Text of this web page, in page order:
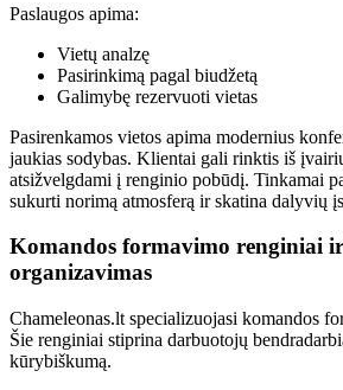
Paslaugos apima:
Vietų analzę
Pasirinkimą pagal biudžetą
Galimybę rezervuoti vietas
Pasirenkamos vietos apima modernius
jaukias sodybas. Klientai gali rinktis iš
atsižvelgdami į renginio pobūdį. Tinkamai
sukurti norimą atmosferą ir skatina dalyvių
Komandos formavimo renginiai
organizavimas
Chameleonas.lt specializuojasi komandos
Šie renginiai stiprina darbuotojų
kūrybiškumą.